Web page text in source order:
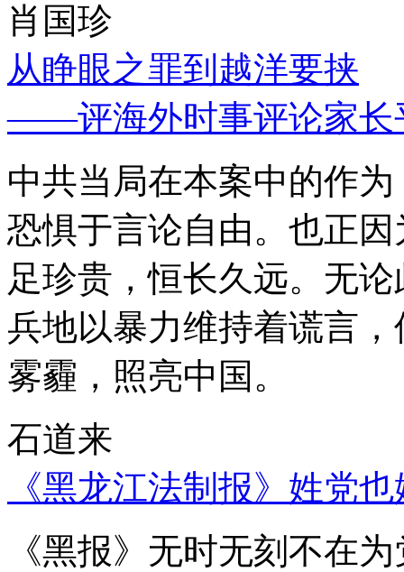
肖国珍
从睁眼之罪到越洋要挟
——评海外时事评论家长
中共当局在本案中的作
恐惧于言论自由。也正
足珍贵，恒长久远。无
兵地以暴力维持着谎言
雾霾，照亮中国。
石道来
《黑龙江法制报》姓党
《黑报》无时无刻不在